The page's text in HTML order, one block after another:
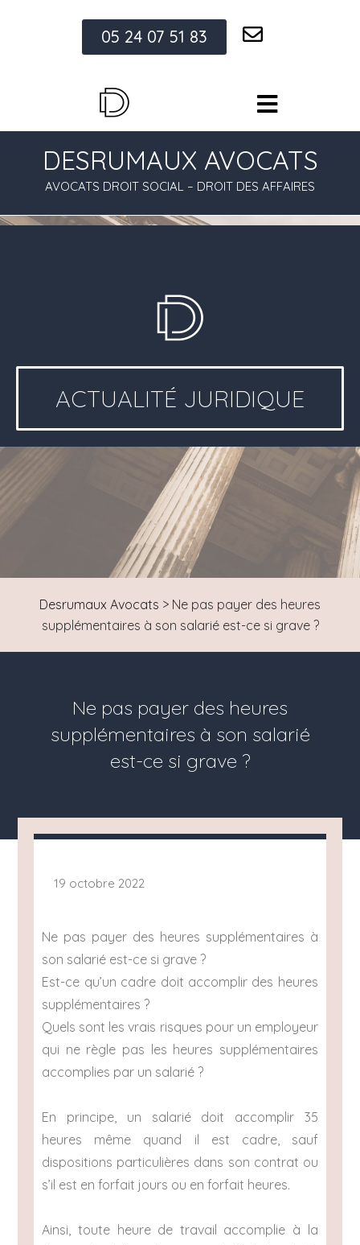
05 24 07 51 83
DESRUMAUX AVOCATS
AVOCATS DROIT SOCIAL – DROIT DES AFFAIRES
ACTUALITÉ JURIDIQUE
Desrumaux Avocats > Ne pas payer des heures
supplémentaires à son salarié est-ce si grave ?
Ne pas payer des heures
supplémentaires à son salarié
est-ce si grave ?
19 octobre 2022
Ne pas payer des heures supplémentaires à
son salarié est-ce si grave ?
Est-ce qu’un cadre doit accomplir des heures
supplémentaires ?
Quels sont les vrais risques pour un employeur
qui ne règle pas les heures supplémentaires
accomplies par un salarié ?
En principe, un salarié doit accomplir 35
heures même quand il est cadre, sauf
dispositions particulières dans son contrat ou
s’il est en forfait jours ou en forfait heures.
Ainsi, toute heure de travail accomplie à la